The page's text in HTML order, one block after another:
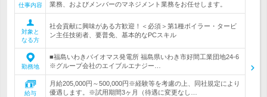
仕事内容
業務、およびメンバーのマネジメント業務をお任せします。
対象と
なる方
社会貢献に興味がある方歓迎！＜必須＞第1種ボイラー・タービ
ン主任技術者、要普免、基本的なPCスキル
勤務地
■福島いわきバイオマス発電所 福島県いわき市好間工業団地24-6
※グループ会社のエイブルエナジー…
給与
月給205,000円～500,000円※経験等を考慮の上、同社規定により
優遇します。※試用期間3ヶ月（待遇に変更なし…